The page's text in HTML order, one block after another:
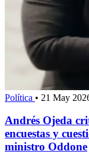
Política • 21 May
Andrés Ojeda
encuestas y
ministro Oddone